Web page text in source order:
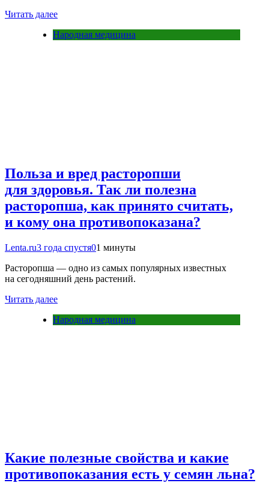
Читать далее
Народная медицина
Польза и вред расторопши
для здоровья. Так ли полезна
расторопша, как принято считать,
и кому она противопоказана?
Lenta.ru3 года спустя01 минуты
Расторопша — одно из самых популярных известных
на сегодняшний день растений.
Читать далее
Народная медицина
Какие полезные свойства и какие
противопоказания есть у семян льна?